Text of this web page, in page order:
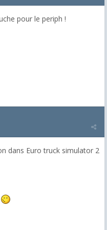
pour le periph !
dans Euro truck simulator 2